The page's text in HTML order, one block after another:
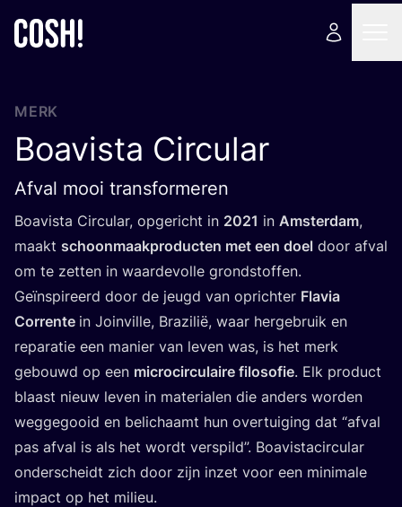
MERK
Boavista Circular
Afval mooi transformeren
Boa­vis­ta Cir­cu­lar, opge­richt in 2021 in Amster­dam,
maakt schoon­maak­pro­duc­ten met een doel door afval
om te zet­ten in waar­de­vol­le grond­stof­fen.
Geïn­spi­reerd door de jeugd van oprich­ter Fla­via
Cor­ren­te in Join­vil­le, Bra­zi­lië, waar her­ge­bruik en
repa­ra­tie een manier van leven was, is het merk
gebouwd op een micro­cir­cu­lai­re filo­so­fie. Elk pro­duct
blaast nieuw leven in mate­ri­a­len die anders wor­den
weg­ge­gooid en beli­chaamt hun over­tui­ging dat “afval
pas afval is als het wordt ver­spild”. Boa­vista­cir­cu­lar
onder­scheidt zich door zijn inzet voor een mini­ma­le
impact op het milieu.